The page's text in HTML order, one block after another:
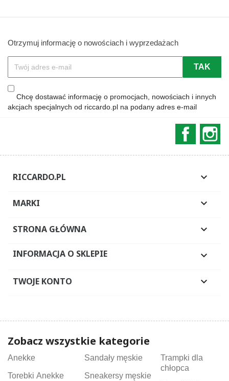
Otrzymuj informację o nowościach i wyprzedażach
Chcę dostawać informację o promocjach, nowościach i innych
akcjach specjalnych od riccardo.pl na podany adres e-mail
RICCARDO.PL 
MARKI 
STRONA GŁÓWNA 
INFORMACJA O SKLEPIE 
TWOJE KONTO 
Zobacz wszystkie kategorie
Anekke
Torebki Anekke
Sandały męskie
Sneakersy męskie
Trampki dla
chłopca